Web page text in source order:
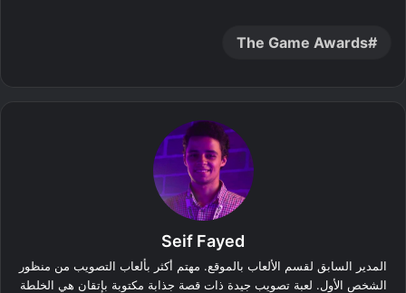
The Game Awards
Seif Fayed
المدير السابق لقسم الألعاب بالموقع. مهتم أكثر بألعاب التصويب من منظور
الشخص الأول. لعبة تصويب جيدة ذات قصة جذابة مكتوبة بإتقان هي الخلطة